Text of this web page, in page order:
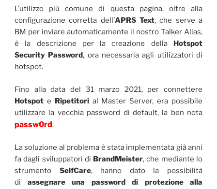
L’utilizzo più comune di questa pagina, oltre alla
configurazione corretta dell’APRS Text, che serve a
BM per inviare automaticamente il nostro Talker Alias,
è la descrizione per la creazione della Hotspot
Security Password, ora necessaria agli utilizzatori di
hotspot.
Fino alla data del 31 marzo 2021, per connettere
Hotspot e Ripetitorial Master Server, era possibile
utilizzare la vecchia password di default, la ben nota
passw0rd.
La soluzione al problema è stata implementata già anni
fa dagli sviluppatori di BrandMeister, che mediante lo
strumento SelfCare, hanno dato la possibilità
di assegnare una password di protezione alla